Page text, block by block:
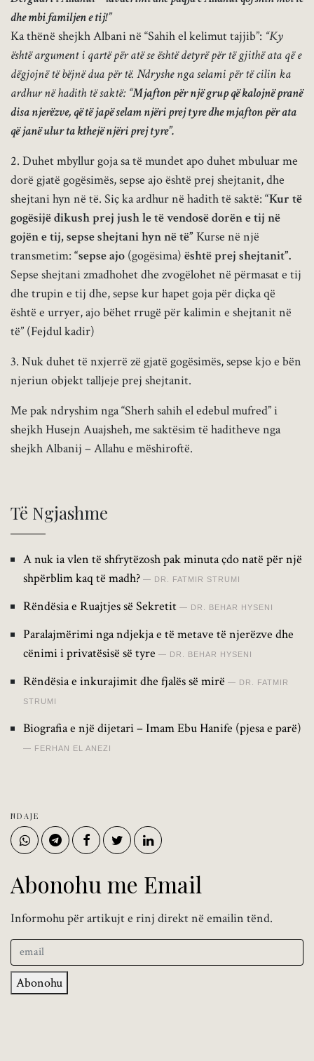
dhe mbi familjen e tij!”
Ka thënë shejkh Albani në “Sahih el kelimut tajjib”: “Ky
është argument i qartë për atë se është detyrë për të gjithë ata që e
dëgjojnë të bëjnë dua për të. Ndryshe nga selami për të cilin ka
ardhur në hadith të saktë: “Mjafton për një grup që kalojnë pranë
disa njerëzve, që të japë selam njëri prej tyre dhe mjafton për ata
që janë ulur ta kthejë njëri prej tyre”.
2. Duhet mbyllur goja sa të mundet apo duhet mbuluar me
dorë gjatë gogësimës, sepse ajo është prej shejtanit, dhe
shejtani hyn në të. Siç ka ardhur në hadith të saktë: “Kur të
gogësijë dikush prej jush le të vendosë dorën e tij në
gojën e tij, sepse shejtani hyn në të” Kurse në një
transmetim: “sepse ajo (gogësima) është prej shejtanit”.
Sepse shejtani zmadhohet dhe zvogëlohet në përmasat e tij
dhe trupin e tij dhe, sepse kur hapet goja për diçka që
është e urryer, ajo bëhet rrugë për kalimin e shejtanit në
të” (Fejdul kadir)
3. Nuk duhet të nxjerrë zë gjatë gogësimës, sepse kjo e bën
njeriun objekt talljeje prej shejtanit.
Me pak ndryshim nga “Sherh sahih el edebul mufred” i
shejkh Husejn Auajsheh, me saktësim të haditheve nga
shejkh Albanij – Allahu e mëshiroftë.
Të Ngjashme
A nuk ia vlen të shfrytëzosh pak minuta çdo natë për një
shpërblim kaq të madh?
DR. FATMIR STRUMI
Rëndësia e Ruajtjes së Sekretit DR. BEHAR HYSENI
Paralajmërimi nga ndjekja e të metave të njerëzve dhe
cënimi i privatësisë së tyre
DR. BEHAR HYSENI
Rëndësia e inkurajimit dhe fjalës së mirë DR. FATMIR
STRUMI
Biografia e një dijetari – Imam Ebu Hanife (pjesa e parë)
FERHAN EL ANEZI
NDAJE
Abonohu me Email
Informohu për artikujt e rinj direkt në emailin tënd.
Abonohu